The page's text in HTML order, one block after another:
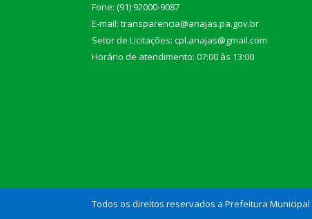
Fone: (91) 92000-9087
E-mail: transparencia@anajas.pa.gov.br
Setor de Licitações: cpl.anajas@gmail.com
Horário de atendimento: 07:00 às 13:00
Todos os direitos reservados a Prefeitura Municipal